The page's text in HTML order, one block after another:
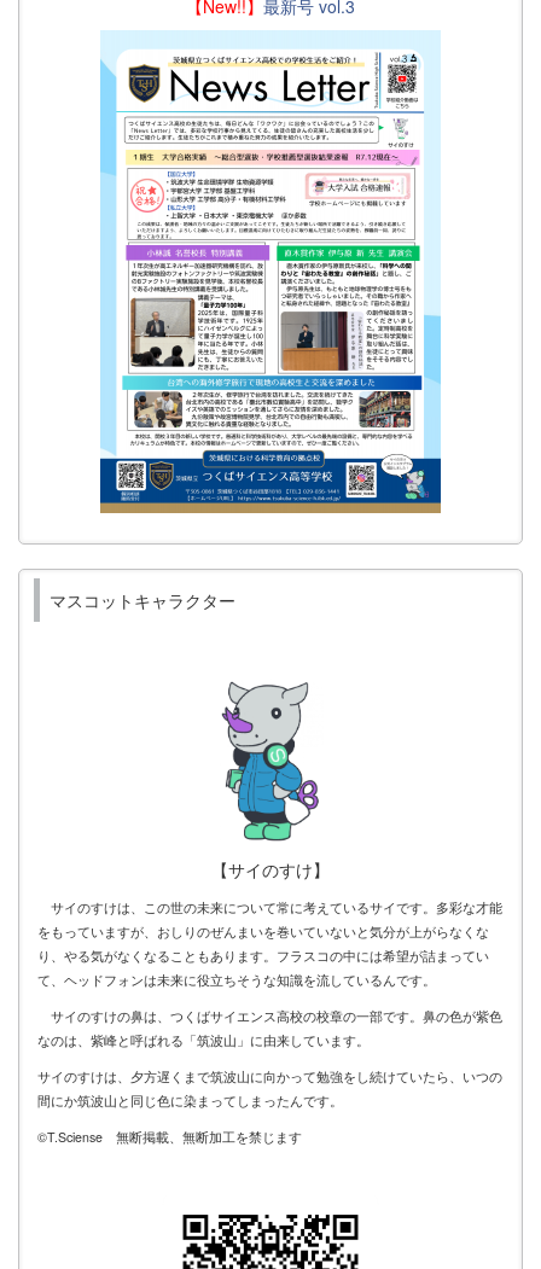
【New!!】 最新号 vol.3
マスコットキャラクター
【サイのすけ】
サイのすけは、この世の未来について常に考えているサイです。多彩な才能
をもっていますが、おしりのぜんまいを巻いていないと気分が上がらなくな
り、やる気がなくなることもあります。フラスコの中には希望が詰まってい
て、ヘッドフォンは未来に役立ちそうな知識を流しているんです。
サイのすけの鼻は、つくばサイエンス高校の校章の一部です。鼻の色が紫色
なのは、紫峰と呼ばれる「筑波山」に由来しています。
サイのすけは、夕方遅くまで筑波山に向かって勉強をし続けていたら、いつの
間にか筑波山と同じ色に染まってしまったんです。
©T.Sciense 無断掲載、無断加工を禁じます